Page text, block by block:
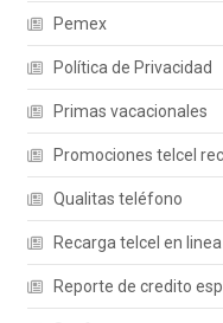
Pemex
Política de Privacidad
Primas vacacionales
Promociones telcel
Qualitas teléfono
Recarga telcel en linea
Reporte de credito